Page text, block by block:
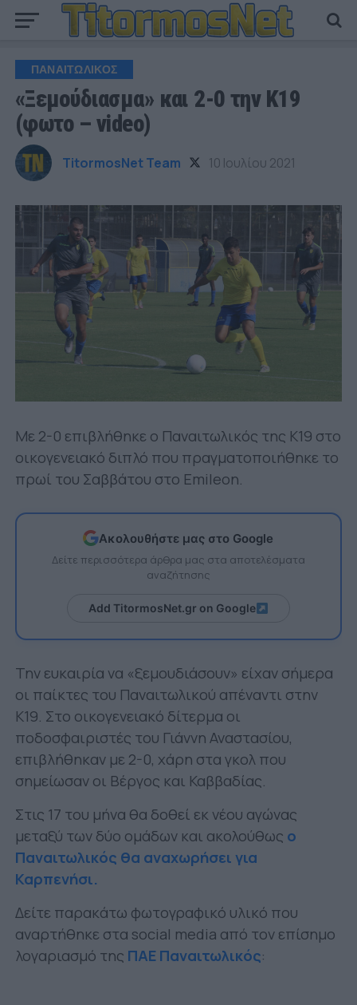
ΠΑΝΑΙΤΩΛΙΚΟΣ
«Ξεμούδιασμα» και 2-0 την Κ19
(φωτο – video)
TitormosNet Team 10 Ιουλίου 2021
Με 2-0 επιβλήθηκε ο Παναιτωλικός της Κ19 στο
οικογενειακό διπλό που πραγματοποιήθηκε το
πρωί του Σαββάτου στο Emileon.
Ακολουθήστε μας στο Google
Δείτε περισσότερα άρθρα μας στα αποτελέσματα
αναζήτησης
Add TitormosNet.gr on Google
Την ευκαιρία να «ξεμουδιάσουν» είχαν σήμερα
οι παίκτες του Παναιτωλικού απέναντι στην
Κ19. Στο οικογενειακό δίτερμα οι
ποδοσφαιριστές του Γιάννη Αναστασίου,
επιβλήθηκαν με 2-0, χάρη στα γκολ που
σημείωσαν οι Βέργος και Καββαδίας.
Στις 17 του μήνα θα δοθεί εκ νέου αγώνας
μεταξύ των δύο ομάδων και ακολούθως ο
Παναιτωλικός θα αναχωρήσει για
Καρπενήσι.
Δείτε παρακάτω φωτογραφικό υλικό που
αναρτήθηκε στα social media από τον επίσημο
λογαριασμό της ΠΑΕ Παναιτωλικός: